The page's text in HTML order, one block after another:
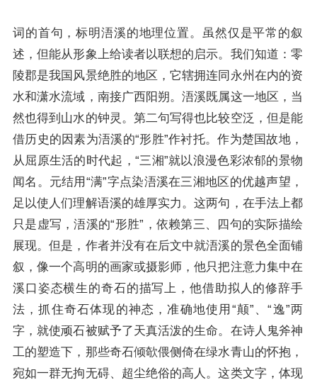
词的首句，标明浯溪的地理位置。虽然仅是平常的叙
述，但能从形象上给读者以联想的启示。我们知道：零
陵郡是我国风景绝胜的地区，它辖拥连同永州在内的资
水和潇水流域，南接广西阳朔。浯溪既属这一地区，当
然也得到山水的钟灵。第二句写得也比较空泛，但是能
借历史的因素为浯溪的“形胜”作衬托。作为楚国故地，
从屈原生活的时代起，“三湘”就以浪漫色彩浓郁的景物
闻名。元结用“满”字点染浯溪在三湘地区的优越声望，
足以使人们理解语溪的雄厚实力。这两句，在手法上都
只是虚写，浯溪的“形胜”，依赖第三、四句的实际描绘
展现。但是，作者并没有在后文中就浯溪的景色全面铺
叙，像一个高明的画家或摄影师，他只把注意力集中在
溪口姿态横生的奇石的描写上，他借助拟人的修辞手
法，抓住奇石体现的神态，准确地使用“颠”、“逸”两
字，就使顽石被赋予了天真活泼的生命。在诗人鬼斧神
工的塑造下，那些奇石倾欹偎侧倚在绿水青山的怀抱，
宛如一群无拘无碍、超尘绝俗的高人。这类文字，体现